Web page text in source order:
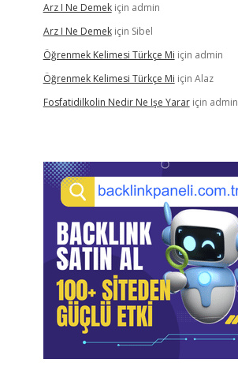
Arz I Ne Demekiçin admin
Arz I Ne Demekiçin Sibel
Öğrenmek Kelimesi Türkçe Mi için admin
Öğrenmek Kelimesi Türkçe Mi için Alaz
Fosfatidilkolin Nedir Ne Işe Yarariçin admin